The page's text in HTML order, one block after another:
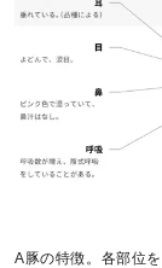
A豚の特徴。各部位